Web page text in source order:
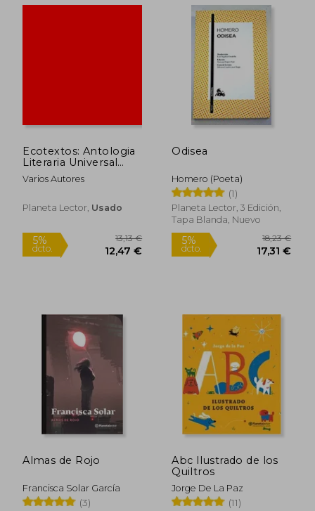
5%
dcto.
dcto. 23,35 €
5%
dcto.
Ecotextos: Antologia
Literaria Universal
Ilustrada
Varios Autores
Planeta Lector, Usado
Odisea
Homero (Poeta)
(1)
Planeta Lector, 3 Edición,
Tapa Blanda, Nuevo
Almas de Rojo
Francisca Solar García
(3)
Abc Ilustrado de los
Quiltros
Jorge De La Paz
(11)